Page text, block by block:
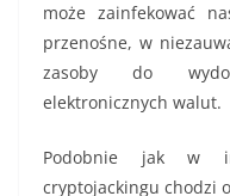
może zainfekować
przenośne, w
zasoby do
elektronicznych walut.
Podobnie jak w
cryptojackingu chodzi